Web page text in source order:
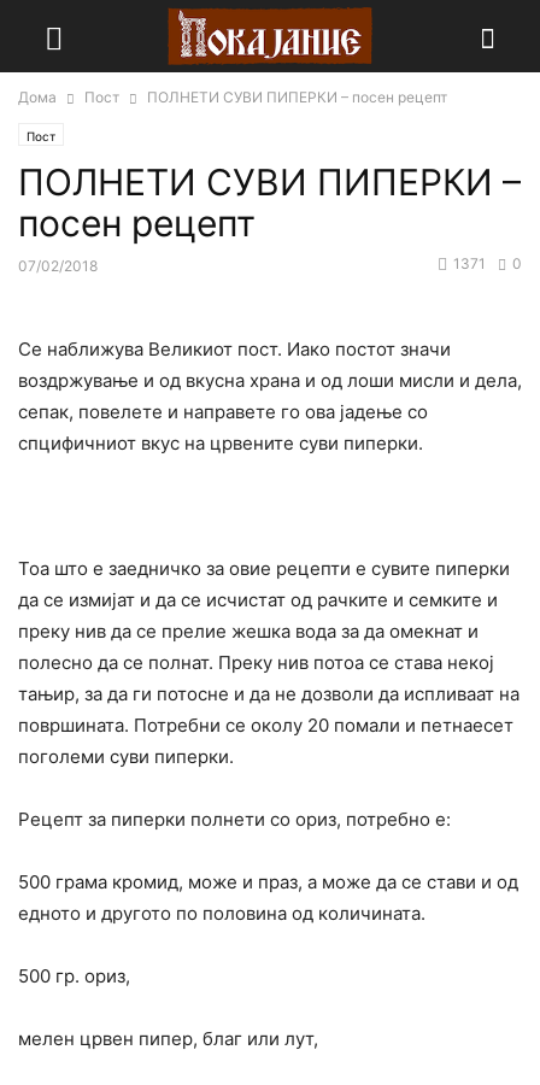
Дома Пост ПОЛНЕТИ СУВИ ПИПЕРКИ – посен рецепт
Пост
ПОЛНЕТИ СУВИ ПИПЕРКИ –
посен рецепт
07/02/2018 0
1371
Се наближува Великиот пост. Иако постот значи
воздржување и од вкусна храна и од лоши мисли и дела,
сепак, повелете и направете го ова јадење со
спцифичниот вкус на црвените суви пиперки.
Тоа што е заедничко за овие рецепти е сувите пиперки
да се измијат и да се исчистат од рачките и семките и
преку нив да се прелие жешка вода за да омекнат и
полесно да се полнат. Преку нив потоа се става некој
тањир, за да ги потосне и да не дозволи да испливаат на
површината. Потребни се околу 20 помали и петнаесет
поголеми суви пиперки.
Рецепт за пиперки полнети со ориз, потребно е:
500 грама кромид, може и праз, а може да се стави и од
едното и другото по половина од количината.
500 гр. ориз,
мелен црвен пипер, благ или лут,